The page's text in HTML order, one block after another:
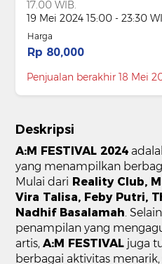
17.00 WIB.
19 Mei 2024 15:00 - 23:30
Harga
Rp 80,000
Penjualan berakhir 18 Mei
Deskripsi
A:M FESTIVAL 2024
yang menampilkan
Mulai dari Reality Club,
Vira Talisa, Feby Putri,
Nadhif Basalamah.
penampilan yang
artis,A:M FESTIVAL juga
berbagai aktivitas